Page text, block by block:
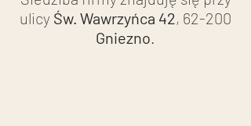
ulicy Św. Wawrzyńca 42, 62-200
Gniezno.